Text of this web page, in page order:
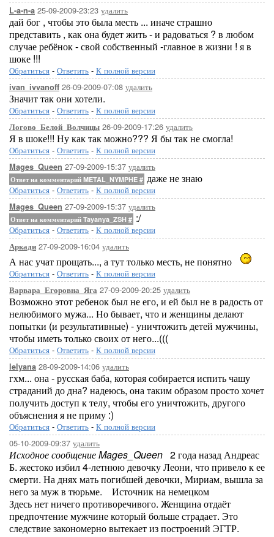
L-a-n-a 25-09-2009-23:23 удалить
дай бог , чтобы это была месть ... иначе страшно
представить , как она будет жить - и радоваться ? в любом
случае ребёнок - свой собственный -главное в жизни ! я в
шоке !!!
Обратиться - Ответить - К полной версии
ivan_ivvanoff 26-09-2009-07:08 удалить
Значит так они хотели.
Обратиться - Ответить - К полной версии
Логово_Белой_Волчицы 26-09-2009-17:26 удалить
Я в шоке!!! Ну как так можно??? Я бы так не смогла!
Обратиться - Ответить - К полной версии
Mages_Queen 27-09-2009-15:37 удалить
Ответ на комментарий METAL_NYMPHE # даже не знаю
Обратиться - Ответить - К полной версии
Mages_Queen 27-09-2009-15:37 удалить
Ответ на комментарий Tayanya_ZSH # :/
Обратиться - Ответить - К полной версии
Аркади 27-09-2009-16:04 удалить
А нас учат прощать..., а тут только месть, не понятно
Обратиться - Ответить - К полной версии
Варвара_Егоровна_Яга 27-09-2009-20:25 удалить
Возможно этот ребенок был не его, и ей был не в радость от
нелюбимого мужа... Но бывает, что и женщины делают
попытки (и результативные) - уничтожить детей мужчины,
чтобы иметь только своих от него...(((
Обратиться - Ответить - К полной версии
lelyana 28-09-2009-14:06 удалить
гхм... она - русская баба, которая собирается испить чашу
страданий до дна? надеюсь, она таким образом просто хочет
получить доступ к телу, чтобы его уничтожить, другого
объяснения я не приму :)
Обратиться - Ответить - К полной версии
05-10-2009-09:37 удалить
Исходное сообщение Mages_Queen 2 года назад Андреас
Б. жестоко избил 4-летнюю девочку Леони, что привело к ее
смерти. На днях мать погибшей девочки, Мириам, вышла за
него за муж в тюрьме. Источник на немецком
Здесь нет ничего противоречивого. Женщина отдаёт
предпочтение мужчине который больше страдает. Это
следствие закономерно вытекает из построений ЭГТР.